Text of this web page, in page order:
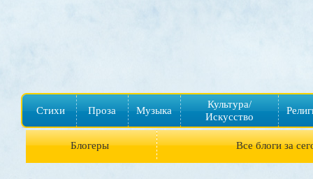
Стихи Проза Музыка
Культура/
Искусство
Блогеры Все блоги за